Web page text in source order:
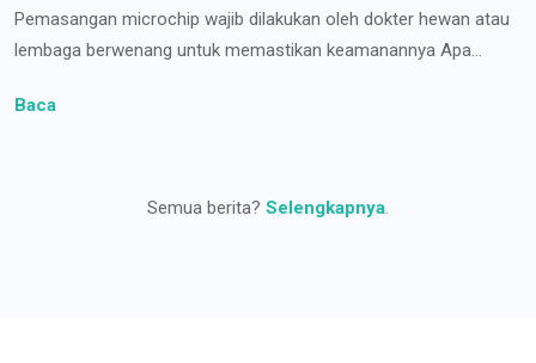
Pemasangan microchip wajib dilakukan oleh dokter hewan atau
lembaga berwenang untuk memastikan keamanannya Apa...
Baca
Semua berita? Selengkapnya